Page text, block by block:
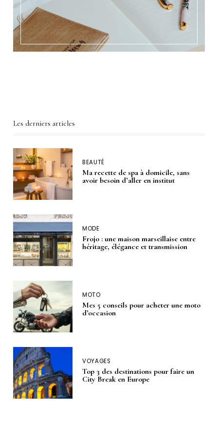
Les derniers articles
BEAUTÉ
Ma recette de spa à domicile, sans
avoir besoin d’aller en institut
MODE
Frojo : une maison marseillaise entre
héritage, élégance et transmission
MOTO
Mes 5 conseils pour acheter une moto
d’occasion
VOYAGES
Top 3 des destinations pour faire un
City Break en Europe